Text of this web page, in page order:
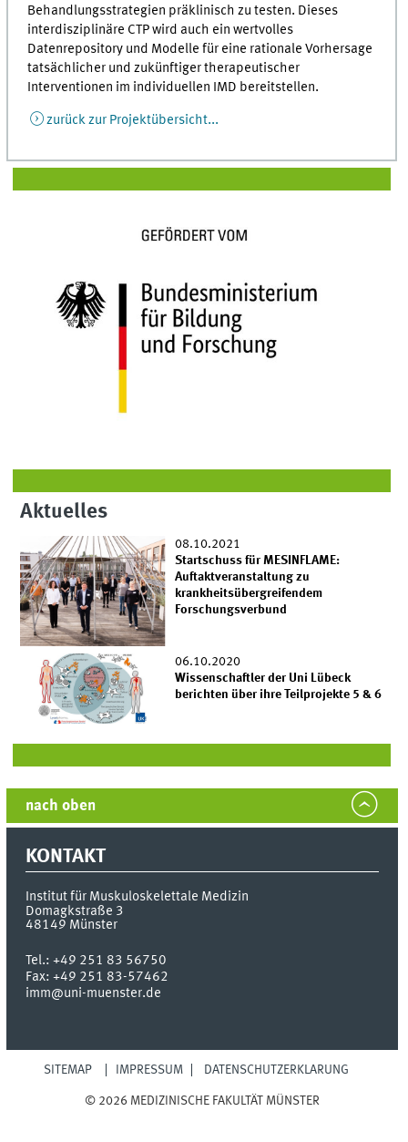
Behandlungsstrategien präklinisch zu testen. Dieses
interdisziplinäre CTP wird auch ein wertvolles
Datenrepository und Modelle für eine rationale Vorhersage
tatsächlicher und zukünftiger therapeutischer
Interventionen im individuellen IMD bereitstellen.
zurück zur Projektübersicht...
Aktuelles
08.10.2021
Startschuss für MESINFLAME:
Auftaktveranstaltung zu
krankheitsübergreifendem
Forschungsverbund
06.10.2020
Wissenschaftler der Uni Lübeck
berichten über ihre Teilprojekte 5 & 6
nach oben
KONTAKT
Institut für Muskuloskelettale Medizin
Domagkstraße 3
48149 Münster
Tel.:+49 251 83 56750
Fax:+49 251 83-57462
imm@uni-muenster.de
SITEMAP IMPRESSUM DATENSCHUTZERKLÄRUNG
© 2026 MEDIZINISCHE FAKULTÄT MÜNSTER